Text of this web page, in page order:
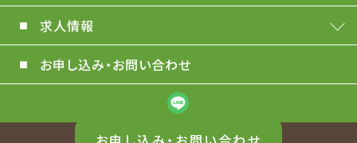
求人情報
お申し込み・お問い合わせ
© 2022 Phoenix